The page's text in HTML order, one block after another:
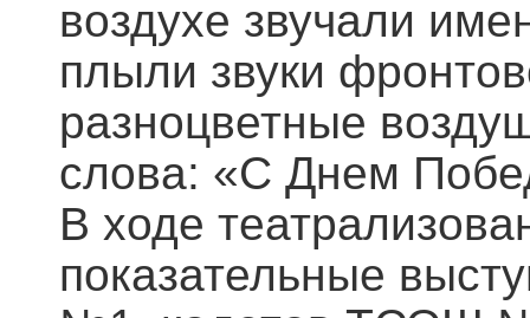
воздухе звучали
плыли звуки
разноцветные
слова: «С Днем
В ходе
показательные